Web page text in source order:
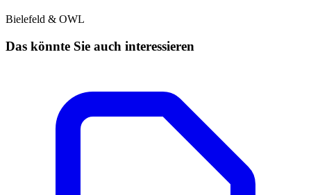
Bielefeld & OWL
Das könnte Sie auch interessieren